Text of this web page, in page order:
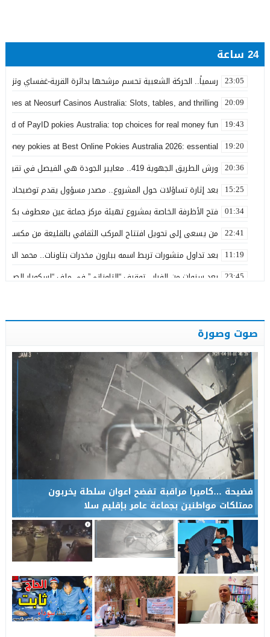
24 ساعة
23:05 رسمياً.. الحركة الشعبية تحسم مرشحها بدائرة القرية-غفساي
20:09
at Neosurf Casinos Australia: Slots, tables, and thrilling
19:43
of PayID pokies Australia: top choices for real money fun
19:20
pokies at Best Online Pokies Australia 2026: essential
20:36 ورش الطريق الجهوية 419.. معايير الجودة هي الفيصل في تقييم مشاريع البنية التحتية
15:25 بعد إثارة تساؤلات حول المشروع.. مصدر مسؤول يقدم توضيحات
01:34 فتح الأظرفة الخاصة بمشروع تهيئة مركز جماعة عين معطوف بكلفة تناهز 22.86
22:41 من يسعى إلى تحويل افتتاح المركب الثقافي بالقليعة من مكسب
11:19 بعد تداول منشورات تربط اسمه ببارون مخدرات بتاونات.. محمد
23:45 بعد سنوات من الفرار.. توقيف “التاوناتي” في ملف “إسكوبار
22:35 وعكة صحية تُغيب رئيس المجلس الإقليمي لتاونات عن احتفالات
19:28 عامل إقليم تاونات يشرف على إعطاء انطلاقة مشاريع تنموية
01:29 من رحاب المقاومة.. رسالة الدولة إلى مغاربة العالم
17:05 مرنيسة خارج أولويات التنمية الطرقية بجهة فاس – مكناس… إلى
صوت وصورة
فضيحة …كاميرا مراقبة تفضح اعوان سلطة يخربون
ممتلكات مواطنين بجماعة عامر بإقليم سلا